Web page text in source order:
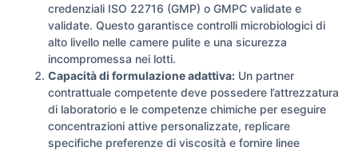
credenziali ISO 22716 (GMP) o GMPC validate e
validate. Questo garantisce controlli microbiologici di
alto livello nelle camere pulite e una sicurezza
incompromessa nei lotti.
Capacità di formulazione adattiva: Un partner
contrattuale competente deve possedere l’attrezzatura
di laboratorio e le competenze chimiche per eseguire
concentrazioni attive personalizzate, replicare
specifiche preferenze di viscosità e fornire linee